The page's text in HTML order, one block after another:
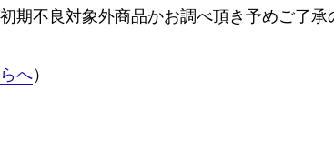
期不良対象外商品かお調べ頂き予めご了承
へ）